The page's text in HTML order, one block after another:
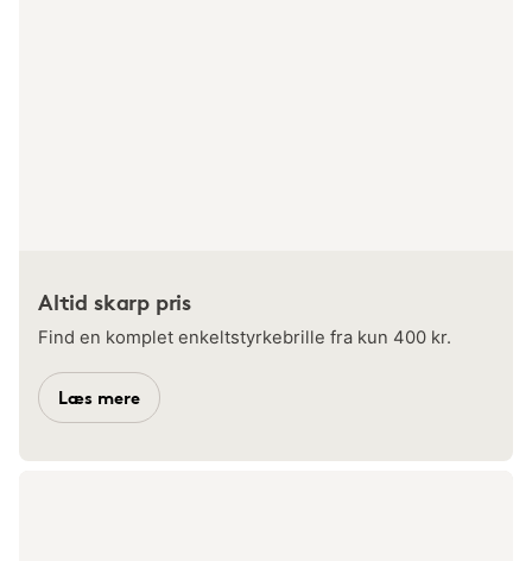
Altid skarp pris
Find en komplet enkeltstyrkebrille fra kun 400 kr.
Læs mere